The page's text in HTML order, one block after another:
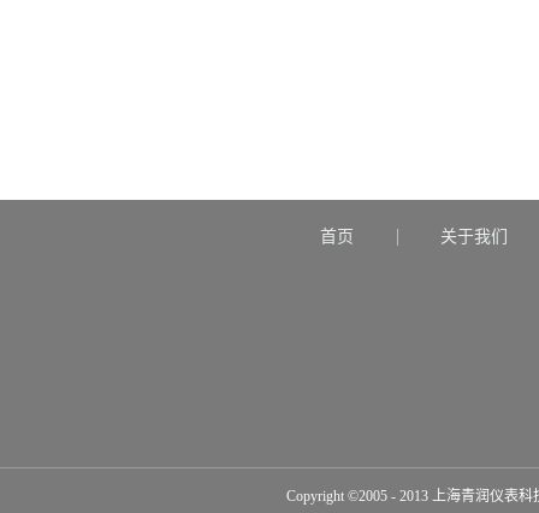
首页 关于我们
Copyright ©2005 - 2013 上海青润仪表科